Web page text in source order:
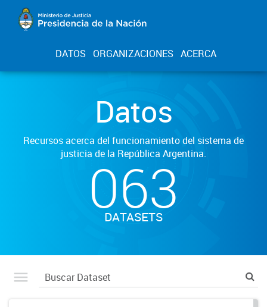
DATOS ORGANIZACIONES ACERCA
Datos
Recursos acerca del funcionamiento del sistema de
justicia de la República Argentina.
063
DATASETS